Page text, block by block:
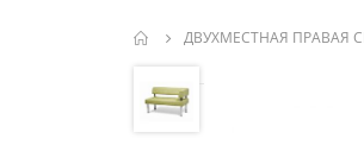
ДВУХМЕСТНАЯ ПРАВАЯ
перейти